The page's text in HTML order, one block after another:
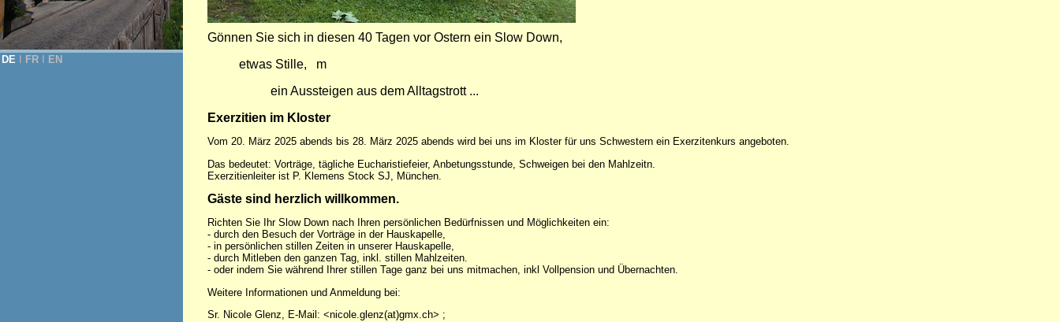
DE FR EN
Gönnen Sie sich in diesen 40 Tagen vor Ostern ein Slow Down,
etwas Stille, m
ein Aussteigen aus dem Alltagstrott ...
Exerzitien im Kloster
Vom 20. März 2025 abends bis 28. März 2025 abends wird bei uns im Kloster für uns Schwestern ein Exerzitenkurs angeboten.
Das bedeutet: Vorträge, tägliche Eucharistiefeier, Anbetungsstunde, Schweigen bei den Mahlzeitn.
Exerzitienleiter ist P. Klemens Stock SJ, München.
Gäste sind herzlich willkommen.
Richten Sie Ihr Slow Down nach Ihren persönlichen Bedürfnissen und Möglichkeiten ein:
- durch den Besuch der Vorträge in der Hauskapelle,
- in persönlichen stillen Zeiten in unserer Hauskapelle,
- durch Mitleben den ganzen Tag, inkl. stillen Mahlzeiten.
- oder indem Sie während Ihrer stillen Tage ganz bei uns mitmachen, inkl Vollpension und Übernachten.
Weitere Informationen und Anmeldung bei:
Sr. Nicole Glenz, E-Mail: <nicole.glenz(at)gmx.ch> ;